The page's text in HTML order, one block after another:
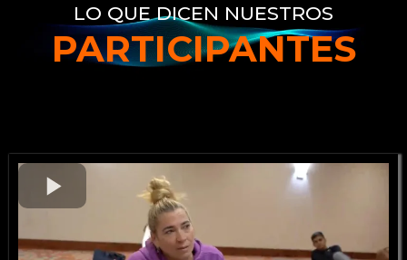
LO QUE DICEN NUESTROS
PARTICIPANTES